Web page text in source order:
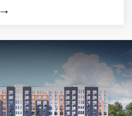
→